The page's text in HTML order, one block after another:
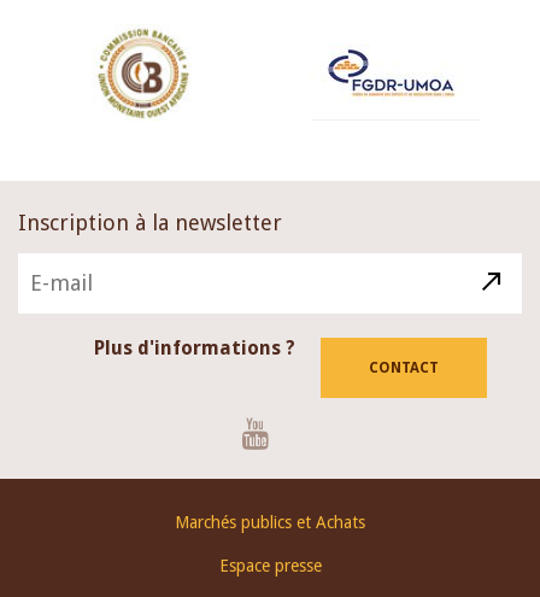
Inscription à la newsletter
Plus d'informations ?
CONTACT
Marchés publics et Achats
Espace presse